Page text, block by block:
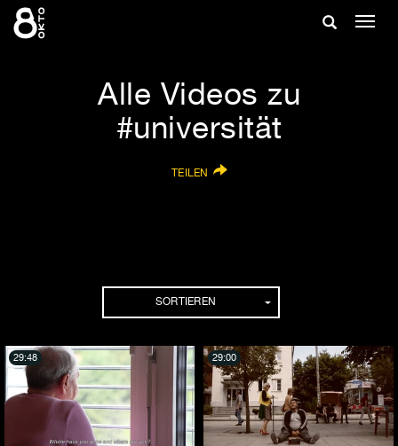
Zum
Inhalt
Suche
Alle Videos zu
#universität
TEILEN
SORTIEREN
29:48 29:00